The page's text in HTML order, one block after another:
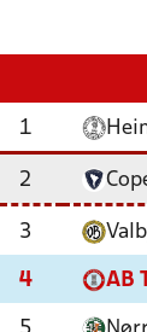
1
2
3
4 AB